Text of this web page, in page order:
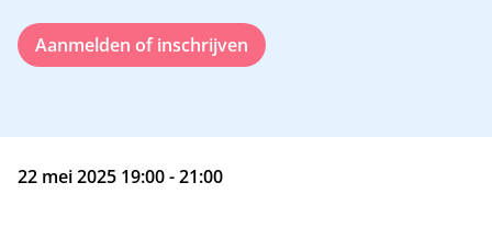
Aanmelden of inschrijven
22 mei 2025 19:00 - 21:00